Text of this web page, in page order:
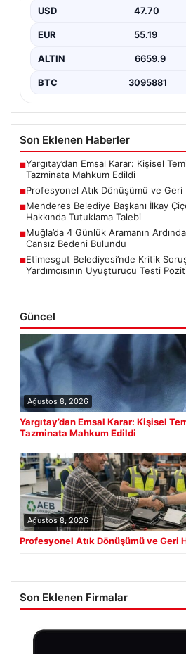
envanterlerini belirli periyotlarla
Yapılan yenileme süreçlerinde
USD 47.70
EUR 55.19
ALTIN 6659.9
BTC 3095881
Son Eklenen Haberler
■Yargıtay’dan Emsal Karar: Kişisel
Tazminata Mahkum Edildi
■Profesyonel Atık Dönüşümü ve
■Menderes Belediye Başkanı İlkay
Hakkında Tutuklama Talebi
■Muğla’da 4 Günlük Aramanın
Cansız Bedeni Bulundu
■Etimesgut Belediyesi’nde Kritik
Yardımcısının Uyuşturucu Testi
Güncel
Ağustos 8, 2026
Yargıtay’dan Emsal Karar: Kişisel
Tazminata Mahkum Edildi
Ağustos 8, 2026
Profesyonel Atık Dönüşümü ve Geri
Son Eklenen Firmalar